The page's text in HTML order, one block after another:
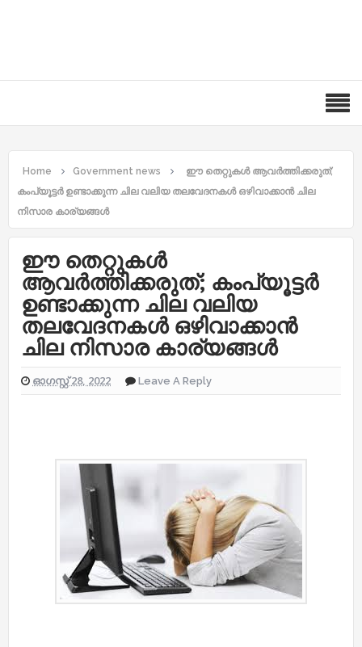
Home Government news
ഈ തെറ്റുകള്‍ ആവര്‍ത്തിക്കരുത്;
കംപ്യൂട്ടര്‍ ഉണ്ടാക്കുന്ന ചില വലിയ തലവേദനകള്‍ ഒഴിവാക്കാന്‍ ചില
നിസാര കാര്യങ്ങള്‍
ഈ തെറ്റുകള്‍
ആവര്‍ത്തിക്കരുത്; കംപ്യൂട്ടര്‍
ഉണ്ടാക്കുന്ന ചില വലിയ
തലവേദനകള്‍ ഒഴിവാക്കാന്‍
ചില നിസാര കാര്യങ്ങള്‍
ഓഗസ്റ്റ് 28, 2022 Leave A Reply